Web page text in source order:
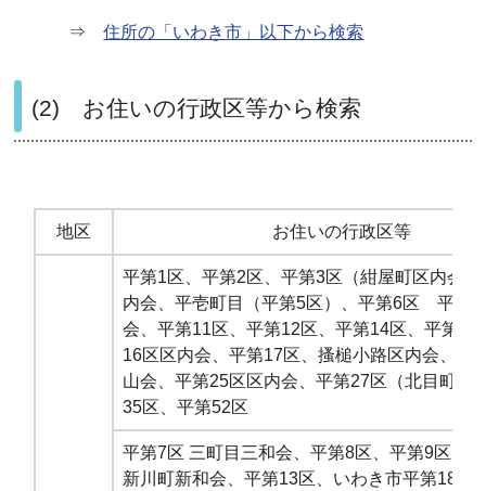
⇒住所の「いわき市」以下から検索
(2) お住いの行政区等から検索
地区 お住いの行政区等
平第1区、平第2区、平第3区（紺屋町区内会
内会、平壱町目（平第5区）、平第6区 平２
会、平第11区、平第12区、平第14区、平第15
16区区内会、平第17区、搔槌小路区内会、平
山会、平第25区区内会、平第27区（北目町内
35区、平第52区
平第7区 三町目三和会、平第8区、平第9区
新川町新和会、平第13区、いわき市平第18区